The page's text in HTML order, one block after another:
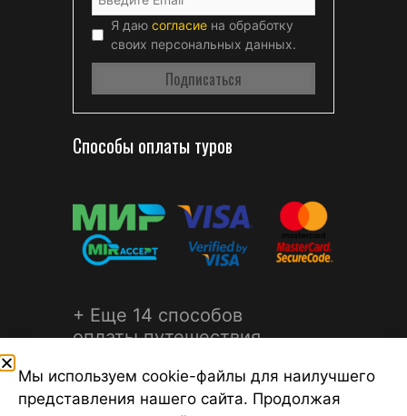
Я даю согласие на обработку
своих персональных данных.
Способы оплаты туров
+ Еще 14 способов
оплаты путешествия
Мы используем cookie-файлы для наилучшего
представления нашего сайта. Продолжая